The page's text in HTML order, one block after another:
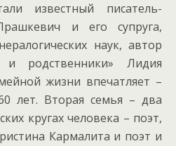
известный писатель-
и его супруга,
наук, автор
родственники» Лидия
жизни впечатляет –
лет. Вторая семья – два
кругах человека – поэт,
Кармалита и поэт и